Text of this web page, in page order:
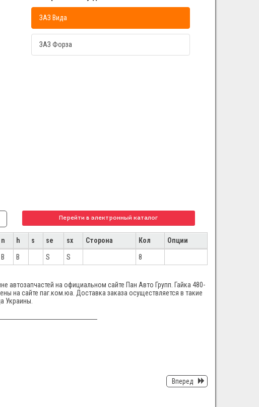
ЗАЗ Вида
ЗАЗ Форза
Перейти в электронный каталог
n h s se sx Сторона Кол Опции
B B S S 8
автозапчастей на официальном сайте Пан Авто Групп. Гайка 480-
на сайте паг.ком.юа. Доставка заказа осуществляется в такие
Украины.
Вперед